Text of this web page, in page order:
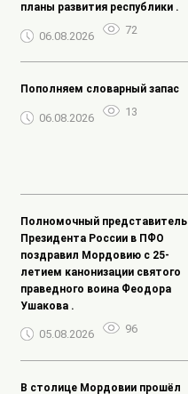
планы развития республики .
06.08.2026 72
Пополняем словарный запас
06.08.2026 13
Полномочный представитель
Президента России в ПФО
поздравил Мордовию с 25-
летием канонизации святого
праведного воина Феодора
Ушакова .
05.08.2026 96
В столице Мордовии прошёл